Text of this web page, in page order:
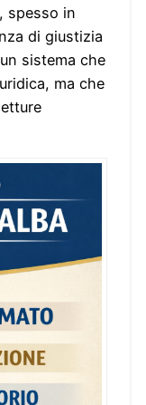
spesso in
di giustizia
sistema che
ma che